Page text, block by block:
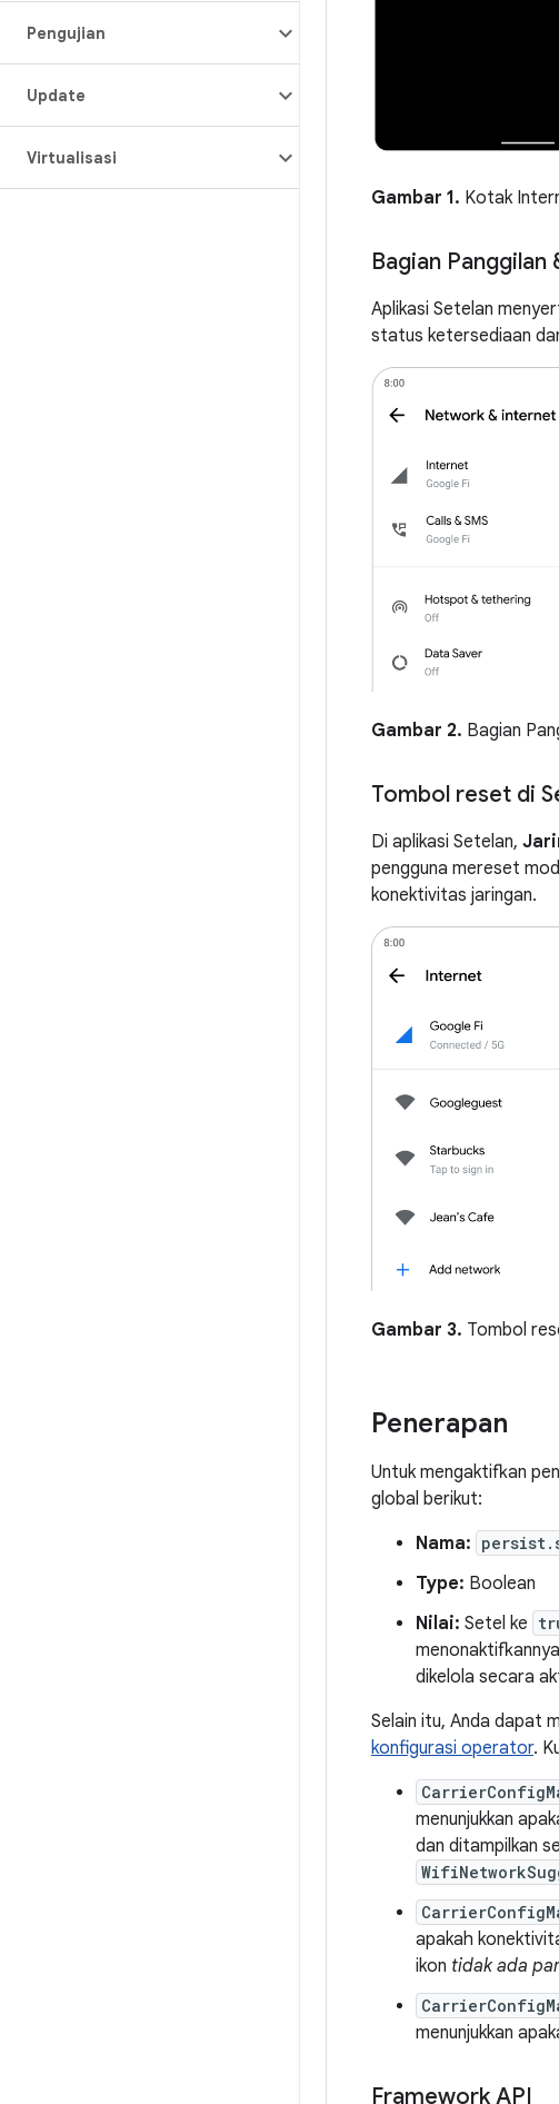
Pengujian
Update
Virtualisasi
Gambar 1. Kotak
Bagian Panggilan
Aplikasi Setelan
status ketersediaan
Gambar 2. Bagian
Tombol reset di
Di aplikasi Setelan,
pengguna mereset
konektivitas jaringan.
Gambar 3. Tombol
Penerapan
Untuk mengaktifkan
global berikut:
Nama:
Type: Boolean
Nilai: Setel ke
dikelola secara
Selain itu, Anda dapat
konfigurasi operator.
menunjukkan
dan ditampilkan
apakah
ikon tidak ada
menunjukkan
Framework API